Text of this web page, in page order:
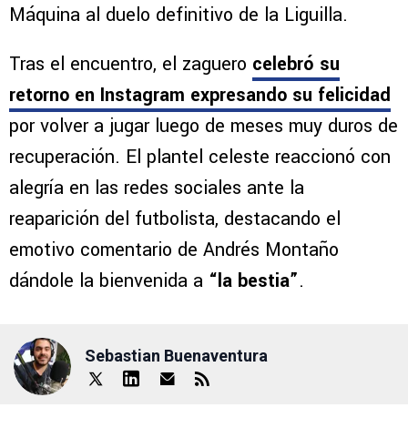
Máquina al duelo definitivo de la Liguilla.
Tras el encuentro, el zaguero celebró su
retorno en Instagram expresando su felicidad
por volver a jugar luego de meses muy duros de
recuperación. El plantel celeste reaccionó con
alegría en las redes sociales ante la
reaparición del futbolista, destacando el
emotivo comentario de Andrés Montaño
dándole la bienvenida a “la bestia”.
Sebastian Buenaventura